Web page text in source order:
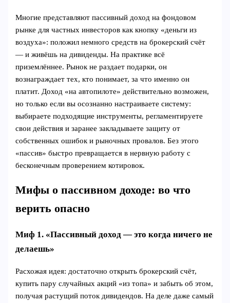
Многие представляют пассивный доход на фондовом
рынке для частных инвесторов как кнопку «деньги из
воздуха»: положил немного средств на брокерский счёт
— и живёшь на дивиденды. На практике всё
приземлённее. Рынок не раздает подарки, он
вознаграждает тех, кто понимает, за что именно он
платит. Доход «на автопилоте» действительно возможен,
но только если вы осознанно настраиваете систему:
выбираете подходящие инструменты, регламентируете
свои действия и заранее закладываете защиту от
собственных ошибок и рыночных провалов. Без этого
«пассив» быстро превращается в нервную работу с
бесконечным проверением котировок.
Мифы о пассивном доходе: во что
верить опасно
Миф 1. «Пассивный доход — это когда ничего не
делаешь»
Расхожая идея: достаточно открыть брокерский счёт,
купить пару случайных акций «из топа» и забыть об этом,
получая растущий поток дивидендов. На деле даже самый